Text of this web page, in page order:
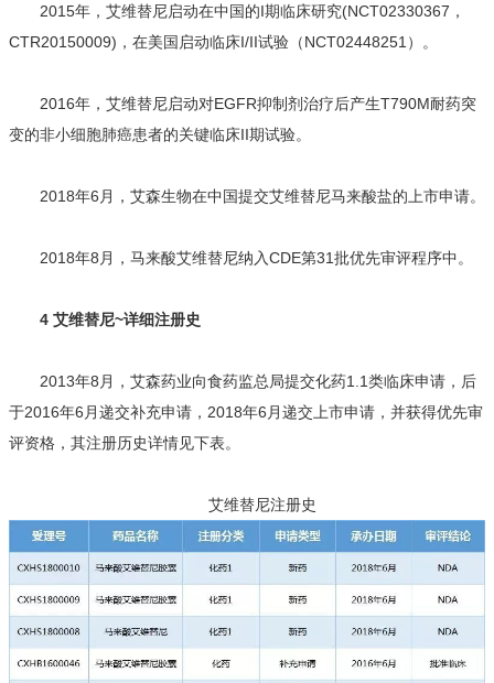
2015年，艾维替尼启动在中国的I期临床研究(NCT02330367，
CTR20150009)，在美国启动临床I/II试验（NCT02448251）。
2016年，艾维替尼启动对EGFR抑制剂治疗后产生T790M耐药突
变的非小细胞肺癌患者的关键临床II期试验。
2018年6月，艾森生物在中国提交艾维替尼马来酸盐的上市申请。
2018年8月，马来酸艾维替尼纳入CDE第31批优先审评程序中。
4 艾维替尼~详细注册史
2013年8月，艾森药业向食药监总局提交化药1.1类临床申请，后
于2016年6月递交补充申请，2018年6月递交上市申请，并获得优先审
评资格，其注册历史详情见下表。
艾维替尼注册史